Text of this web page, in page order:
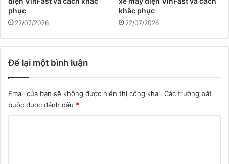
phục
22/07/2026
khắc phục
22/07/2026
Để lại một bình luận
Email của bạn sẽ không được hiển thị công khai. Các trường bắt
buộc được đánh dấu *